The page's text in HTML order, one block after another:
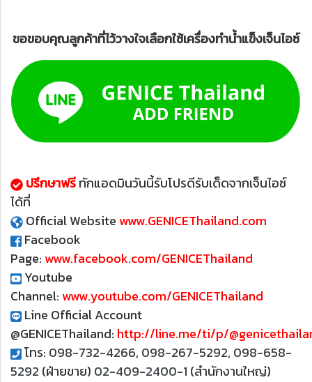
ขอขอบคุณลูกค้าที่ไว้วางใจเลือกใช้เครื่องทำน้ำแข็งเจ็นไอซ์
ปรึกษาฟรีทักแอดมินวันนี้รับโปรดีรับเด็ดจากเจ็นไอซ์
ได้ที่
Official Website www.GENICEThailand.com
Facebook
Page: www.facebook.com/GENICEThailand
Youtube
Channel: www.youtube.com/GENICEThailand
Line Official Account
@GENICEThailand: http://line.me/ti/p/
โทร: 098-732-4266, 098-267-5292, 098-658-
5292 (ฝ่ายขาย) 02-409-2400-1 (สำนักงานใหญ่)